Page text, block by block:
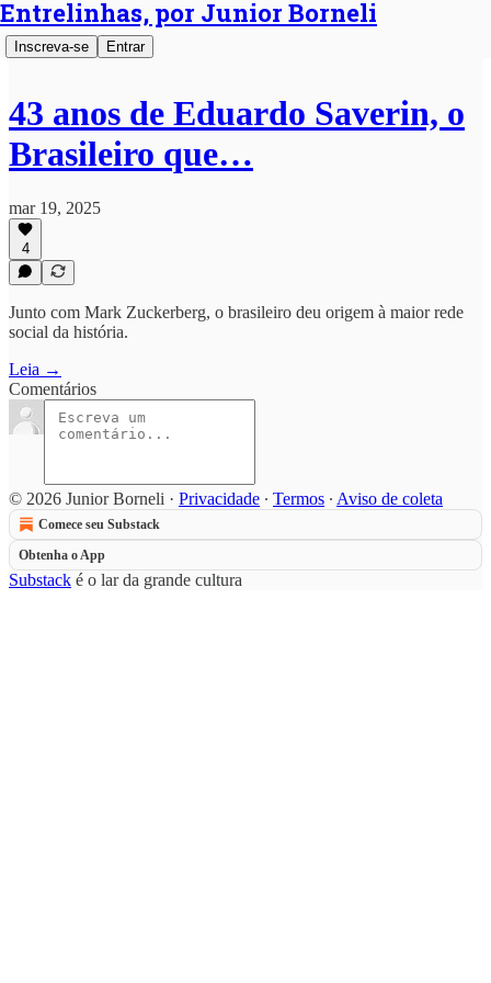
Entrelinhas, por Junior Borneli
Inscreva-se Entrar
43 anos de Eduardo Saverin, o
Brasileiro que…
mar 19, 2025
4
Junto com Mark Zuckerberg, o brasileiro deu origem à maior rede
social da história.
Leia →
Comentários
© 2026 Junior Borneli · Privacidade ∙ Termos ∙ Aviso de coleta
Comece seu Substack
Obtenha o App
Substack é o lar da grande cultura